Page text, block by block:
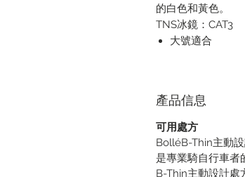
的白色和黃色。
TNS冰鏡：CAT3
大號適合
產品信息
可用處方
BolléB-Thin主動
是專業騎自行車者
B-Thin主動設計處